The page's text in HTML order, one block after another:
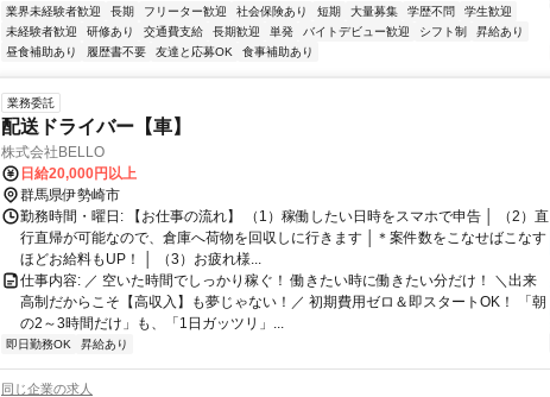
業界未経験者歓迎 長期 フリーター歓迎 社会保険あり 短期 大量募集 学歴不問
学生歓迎
未経験者歓迎
研修あり 交通費支給 長期歓迎 単発 バイトデビュー歓迎 シフト制
昇給あり
昼食補助あり
履歴書不要 友達と応募OK 食事補助あり
業務委託
配送ドライバー【車】
株式会社BELLO
日給20,000円以上
群馬県伊勢崎市
勤務時間・曜日: 【お仕事の流れ】 （1）稼働したい日時をスマホで申告 │ （2）直
行直帰が可能なので、倉庫へ荷物を回収しに行きます │＊案件数をこなせばこなす
ほどお給料もUP！ │ （3）お疲れ様...
仕事内容: ／ 空いた時間でしっかり稼ぐ！ 働きたい時に働きたい分だけ！ ＼出来
高制だからこそ【高収入】も夢じゃない！／ 初期費用ゼロ＆即スタートOK！ 「朝
の2～3時間だけ」も、「1日ガッツリ」...
即日勤務OK 昇給あり
同じ企業の求人